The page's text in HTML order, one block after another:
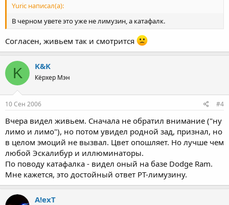
Yuric написал(а):
В черном увете это уже не лимузин, а катафалк.
Согласен, живьем так и смотрится
K K&K
Кёрхер Мэн
10 Сен 2006 #4
Вчера видел живьем. Сначала не обратил внимание ("ну
лимо и лимо"), но потом увидел родной зад, признал, но
в целом эмоций не вызвал. Цвет опошляет. Но лучше чем
любой Эскалибур и иллюминаторы.
По поводу катафалка - видел оный на базе Dodge Ram.
Мне кажется, это достойный ответ PT-лимузину.
A!exT